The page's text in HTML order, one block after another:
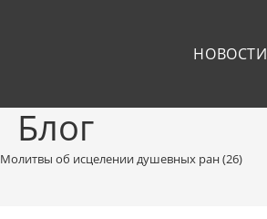
НОВОСТИ
Блог
Молитвы об исцелении душевных ран (26)